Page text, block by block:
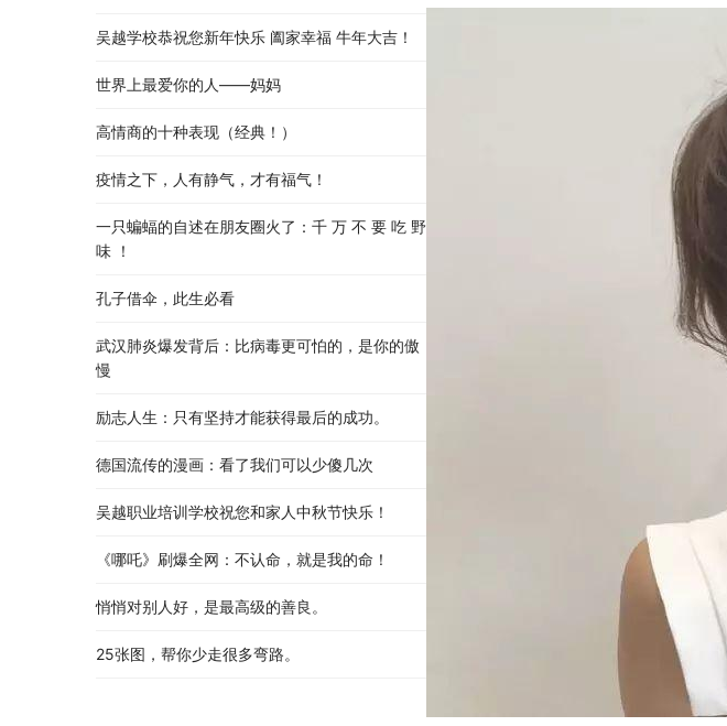
吴越学校恭祝您新年快乐 阖家幸福 牛年大吉！
世界上最爱你的人——妈妈
高情商的十种表现（经典！）
疫情之下，人有静气，才有福气！
一只蝙蝠的自述在朋友圈火了：千 万 不 要 吃 野
味 ！
孔子借伞，此生必看
武汉肺炎爆发背后：比病毒更可怕的，是你的傲
慢
励志人生：只有坚持才能获得最后的成功。
德国流传的漫画：看了我们可以少傻几次
吴越职业培训学校祝您和家人中秋节快乐​！​
《哪吒》刷爆全网：不认命，就是我的命！
悄悄对别人好，是最高级的善良。
25张图，帮你少走很多弯路。